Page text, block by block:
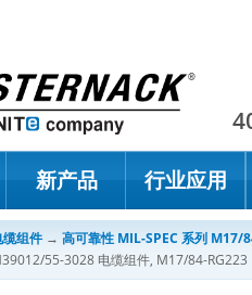
新产品 行业应用
组件→ 高可靠性 MIL-SPEC 系列 M17/
55-3028 电缆组件, M17/84-RG223